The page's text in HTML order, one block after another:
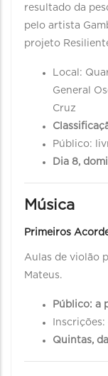
resultado da
pelo artista
projeto
Local:
General
Cruz
Público:
Dia 8,
Música
Primeiros
Aulas de violão
Mateus.
Público: a
Quintas,